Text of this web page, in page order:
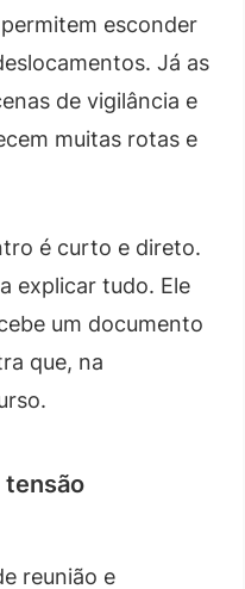
esconder
Já as
de vigilância e
muitas rotas e
é curto e direto.
explicar tudo. Ele
um documento
que, na
reunião e